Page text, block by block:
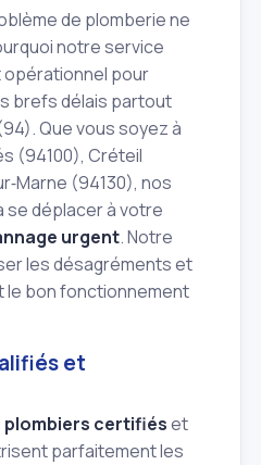
de plomberie ne
notre service
pour
brefs délais partout
Que vous soyez à
(94100), Créteil
(94130), nos
déplacer à votre
urgent. Notre
les désagréments et
le bon fonctionnement
et
plombiers certifiéset
parfaitement les